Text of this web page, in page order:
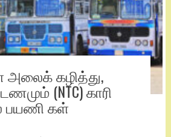
கழித்து,
(NTC) காரி
பயணி கள்